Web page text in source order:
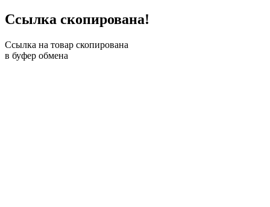
Ссылка скопирована!
Ссылка на товар скопирована
в буфер обмена